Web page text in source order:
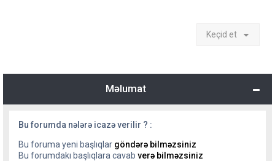
Keçid et
Məlumat
Bu forumda nələrə icazə verilir ? :
Bu foruma yeni başlıqlar göndərə bilməzsiniz
Bu forumdakı başlıqlara cavab verə bilməzsiniz